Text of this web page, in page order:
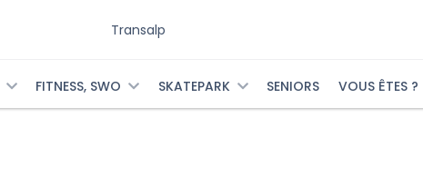
FITNESS, SWO SKATEPARK SENIORS VOUS ÊTES ?